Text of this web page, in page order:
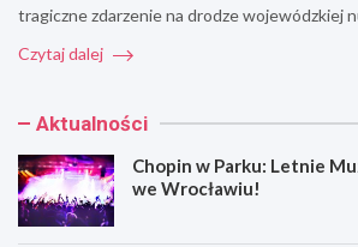
tragiczne zdarzenie na drodze wojewódzkiej
Czytaj dalej
Aktualności
Chopin w Parku: Letnie
we Wrocławiu!